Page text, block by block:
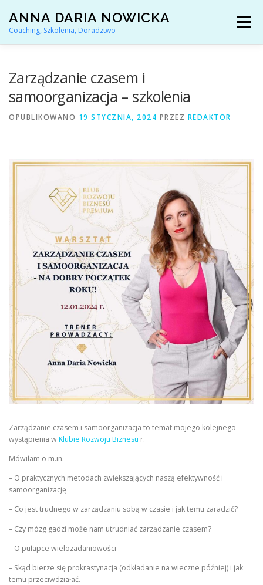
treści
ANNA DARIA NOWICKA
Coaching, Szkolenia, Doradztwo
Menu
KONTAKT
Zarządzanie czasem i
samoorganizacja – szkolenia
OPUBLIKOWANO 19 STYCZNIA, 2024 PRZEZ REDAKTOR
Zarządzanie czasem i samoorganizacja to temat mojego kolejnego
wystąpienia wKlubie Rozwoju Biznesu r.
Mówiłam o m.in.
– O praktycznych metodach zwiększających naszą efektywność i
samoorganizację
– Co jest trudnego w zarządzaniu sobą w czasie i jak temu zaradzić?
– Czy mózg gadzi może nam utrudniać zarządzanie czasem?
– O pułapce wielozadaniowości
– Skąd bierze się prokrastynacja (odkładanie na wieczne później) i jak
temu przeciwdziałać.